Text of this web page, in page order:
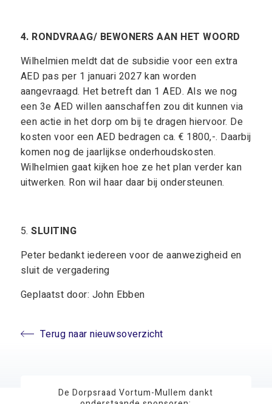
4. RONDVRAAG/ BEWONERS AAN HET WOORD
Wilhelmien meldt dat de subsidie voor een extra
AED pas per 1 januari 2027 kan worden
aangevraagd. Het betreft dan 1 AED. Als we nog
een 3e AED willen aanschaffen zou dit kunnen via
een actie in het dorp om bij te dragen hiervoor. De
kosten voor een AED bedragen ca. € 1800,-. Daarbij
komen nog de jaarlijkse onderhoudskosten.
Wilhelmien gaat kijken hoe ze het plan verder kan
uitwerken. Ron wil haar daar bij ondersteunen.
5.SLUITING
Peter bedankt iedereen voor de aanwezigheid en
sluit de vergadering
Geplaatst door: John Ebben
Terug naar nieuwsoverzicht
De Dorpsraad Vortum-Mullem dankt